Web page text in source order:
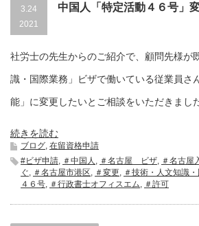
3.24
2021
中国人「特定活動４６号」
社労士の先生からのご紹介で、顧問先様が
識・国際業務」ビザで働いている従業員さ
能」に変更したいとご相談をいただきました
続きを読む
ブログ, 在留資格申請
#ビザ申請, ＃中国人 , ＃名古屋 ビザ, ＃名古屋
ぐ, ＃名古屋市港区, ＃変更, ＃技術・人文知識
４６号, ＃行政書士オフィスエム, ＃許可